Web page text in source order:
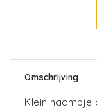
Omschrijving
Klein